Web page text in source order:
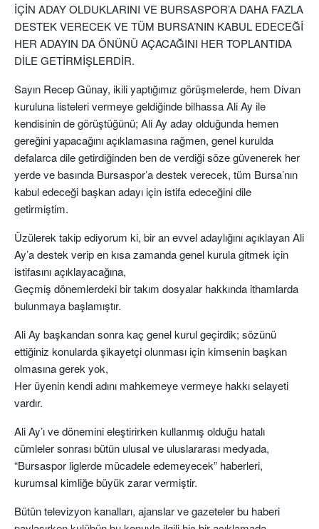
İÇİN ADAY OLDUKLARINI VE BURSASPOR’A DAHA FAZLA
DESTEK VERECEK VE TÜM BURSA’NIN KABUL EDECEĞİ
HER ADAYIN DA ÖNÜNÜ AÇACAĞINI HER TOPLANTIDA
DİLE GETİRMİŞLERDİR.
Sayın Recep Günay, ikili yaptığımız görüşmelerde, hem Divan
kuruluna listeleri vermeye geldiğinde bilhassa Ali Ay ile
kendisinin de görüştüğünü; Ali Ay aday olduğunda hemen
gereğini yapacağını açıklamasına rağmen, genel kurulda
defalarca dile getirdiğinden ben de verdiği söze güvenerek her
yerde ve basında Bursaspor’a destek verecek, tüm Bursa’nın
kabul edeceği başkan adayı için istifa edeceğini dile
getirmiştim.
Üzülerek takip ediyorum ki, bir an evvel adaylığını açıklayan Ali
Ay’a destek verip en kısa zamanda genel kurula gitmek için
istifasını açıklayacağına,
Geçmiş dönemlerdeki bir takım dosyalar hakkında ithamlarda
bulunmaya başlamıştır.
Ali Ay başkandan sonra kaç genel kurul geçirdik; sözünü
ettiğiniz konularda şikayetçi olunması için kimsenin başkan
olmasına gerek yok,
Her üyenin kendi adını mahkemeye vermeye hakkı selayeti
vardır.
Ali Ay’ı ve dönemini eleştirirken kullanmış olduğu hatalı
cümleler sonrası bütün ulusal ve uluslararası medyada,
“Bursaspor liglerde mücadele edemeyecek” haberleri,
kurumsal kimliğe büyük zarar vermiştir.
Bütün televizyon kanalları, ajanslar ve gazeteler bu haberi